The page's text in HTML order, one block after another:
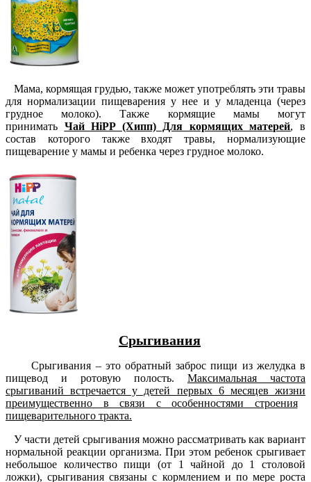
Мама, кормящая грудью, также может употреблять эти травы
для нормализации пищеварения у нее и у младенца (через
грудное молоко). Также кормящие мамы могут
принимать Чай HiPP (Хипп) Для кормящих матерей, в
состав которого также входят травы, нормализующие
пищеварение у мамы и ребенка через грудное молоко.
Срыгивания
Срыгивания – это обратный заброс пищи из желудка в
пищевод и ротовую полость. Максимальная частота
срыгиваний встречается у детей первых 6 месяцев жизни
преимущественно в связи с особенностями строения
пищеварительного тракта.
У части детей срыгивания можно рассматривать как вариант
нормальной реакции организма. При этом ребенок срыгивает
небольшое количество пищи (от 1 чайной до 1 столовой
ложки), срыгивания связаны с кормлением и по мере роста